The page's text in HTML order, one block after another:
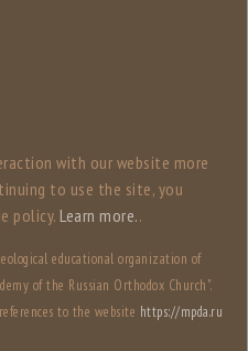
with our website more
to use the site, you
policy. Learn more..
educational organization of
of the Russian Orthodox Church".
to the website https://mpda.ru